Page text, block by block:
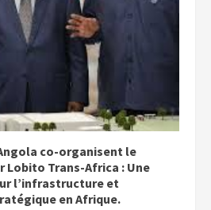
co-organisent le
Lobito Trans-Africa : Une
l’infrastructure et
en Afrique.